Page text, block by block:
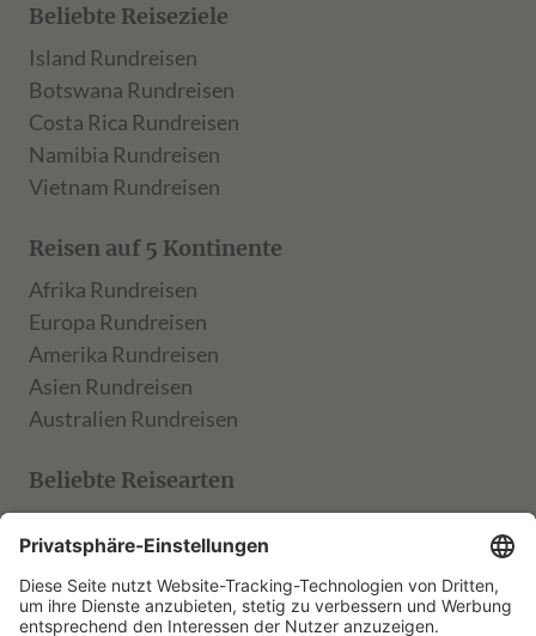
Beliebte Reiseziele
Island Rundreisen
Botswana Rundreisen
Costa Rica Rundreisen
Namibia Rundreisen
Vietnam Rundreisen
Reisen auf 5 Kontinente
Afrika Rundreisen
Europa Rundreisen
Amerika Rundreisen
Asien Rundreisen
Australien Rundreisen
Beliebte Reisearten
TARUK Klassik
TARUK Entdecker
TARUK Aktiv
TARUK Muße